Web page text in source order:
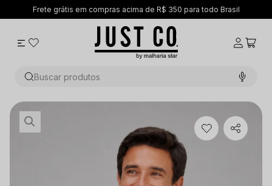
Frete grátis em compras acima de R$ 350 para todo Brasil
Buscar produtos